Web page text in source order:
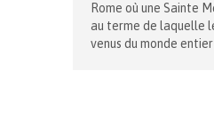
Rome où une Sainte
au terme de laquelle
venus du monde